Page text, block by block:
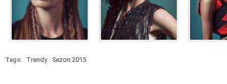
Tags: Trendy Sezon 2015